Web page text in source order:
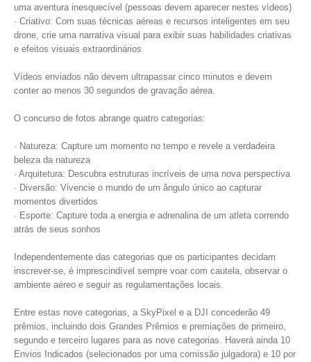
uma aventura inesquecível (pessoas devem aparecer nestes vídeos)
· Criativo: Com suas técnicas aéreas e recursos inteligentes em seu
drone, crie uma narrativa visual para exibir suas habilidades criativas
e efeitos visuais extraordinários
Vídeos enviados não devem ultrapassar cinco minutos e devem
conter ao menos 30 segundos de gravação aérea.
O concurso de fotos abrange quatro categorias:
· Natureza: Capture um momento no tempo e revele a verdadeira
beleza da natureza
· Arquitetura: Descubra estruturas incríveis de uma nova perspectiva
· Diversão: Vivencie o mundo de um ângulo único ao capturar
momentos divertidos
· Esporte: Capture toda a energia e adrenalina de um atleta correndo
atrás de seus sonhos
Independentemente das categorias que os participantes decidam
inscrever-se, é imprescindível sempre voar com cautela, observar o
ambiente aéreo e seguir as regulamentações locais.
Entre estas nove categorias, a SkyPixel e a DJI concederão 49
prêmios, incluindo dois Grandes Prêmios e premiações de primeiro,
segundo e terceiro lugares para as nove categorias. Haverá ainda 10
Envios Indicados (selecionados por uma comissão julgadora) e 10 por